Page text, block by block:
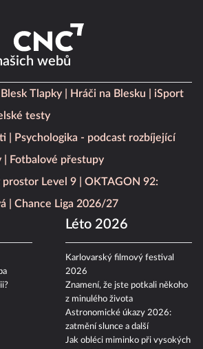
webů
Blesk Tlapky Hráči na Blesku
iSport
testy
Psychologika - podcast rozbíjející
Fotbalové přestupy
prostor Level 9
OKTAGON 92:
Chance Liga 2026/27
Léto 2026
Karlovarský filmový festival
2026
Znamení, že jste potkali někoho
z minulého života
Astronomické úkazy 2026:
zatmění slunce a další
Jak obléci miminko při vysokých